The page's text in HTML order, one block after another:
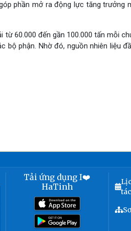
phần mở ra động lực tăng trưởng
60.000 đến gần 100.000 tấn mỗi
phận. Nhờ đó, nguồn nhiên liệu
Tải ứng dụng I❤️
HaTinh
tác